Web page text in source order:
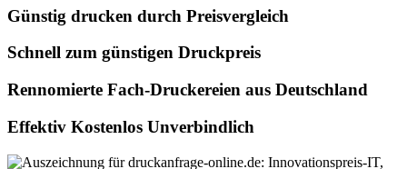
Günstig drucken durch Preisvergleich
Schnell zum günstigen Druckpreis
Rennomierte Fach-Druckereien aus Deutschland
Effektiv Kostenlos Unverbindlich